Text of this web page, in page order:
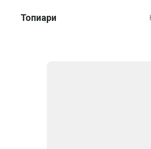
Топиари